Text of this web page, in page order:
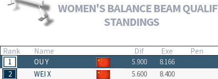
WOMEN'S BALANCE BEAM
STANDINGS
Rank Name Dif Exe Pen
1 OU Y 5.900
8.166
2
WEI X 5.600
8.400